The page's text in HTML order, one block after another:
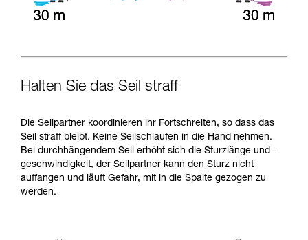
Halten Sie das Seil straff
Die Seilpartner koordinieren ihr Fortschreiten, so dass das
Seil straff bleibt. Keine Seilschlaufen in die Hand nehmen.
Bei durchhängendem Seil erhöht sich die Sturzlänge und -
geschwindigkeit, der Seilpartner kann den Sturz nicht
auffangen und läuft Gefahr, mit in die Spalte gezogen zu
werden.